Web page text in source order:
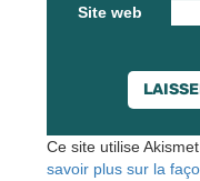
Site web
Ce site utilise
savoir plus sur la